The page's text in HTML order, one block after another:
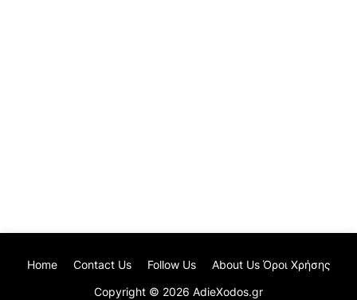
Copyright © 2026 AdieXodos.gr
Home Contact Us Follow Us About Us Όροι Χρήσης